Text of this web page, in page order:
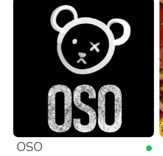
OSO